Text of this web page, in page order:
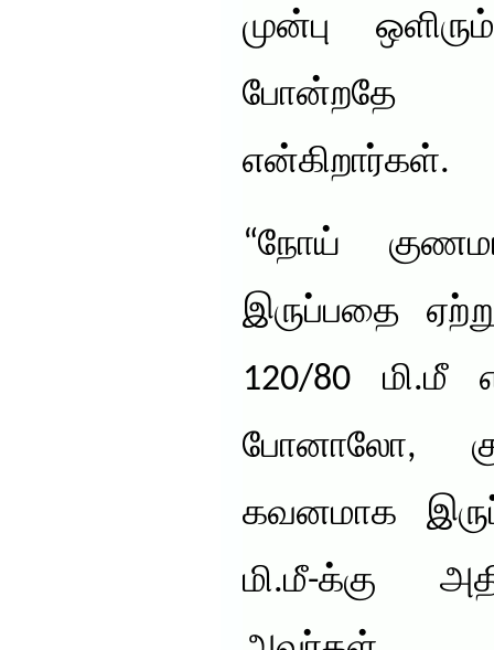
முன்பு
போன்றதே
என்கிறார்கள்.
“நோய்
இருப்பதை
120/80 மி.மீ
போனாலோ,
கவனமாக
மி.மீ-க்கு